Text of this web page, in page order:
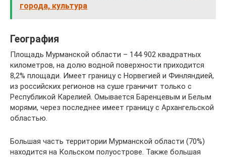
города, культура
География
Площадь Мурманской области – 144 902 квадратных
километров, на долю водной поверхности приходится
8,2% площади. Имеет границу с Норвегией и Финляндией,
из российских регионов на суше граничит только с
Республикой Карелией. Омывается Баренцевым и Белым
морями, через последнее имеет границу с Архангельской
областью.
Большая часть территории Мурманской области (70%)
находится на Кольском полуострове. Также большая